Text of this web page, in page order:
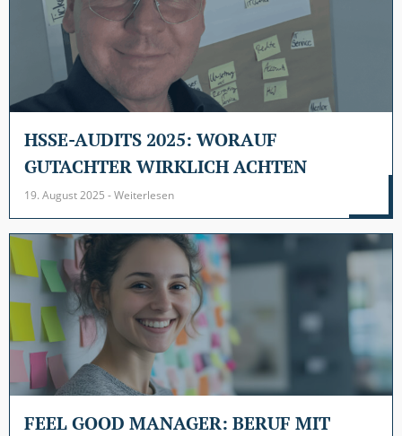
HSSE-AUDITS 2025: WORAUF
GUTACHTER WIRKLICH ACHTEN
19. August 2025 - Weiterlesen
FEEL GOOD MANAGER: BERUF MIT